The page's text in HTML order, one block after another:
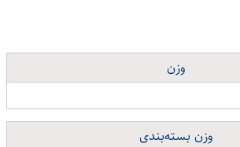
وزن
وزن بسته‌بندی